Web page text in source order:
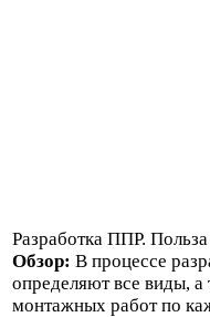
Разработка ППР.
Обзор: В процессе
определяют все виды,
монтажных работ по